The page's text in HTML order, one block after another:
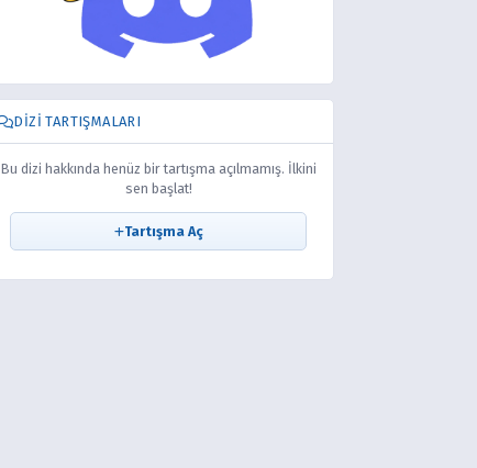
DIZI TARTIŞMALARI
Bu dizi hakkında henüz bir tartışma açılmamış. İlkini
sen başlat!
Tartışma Aç